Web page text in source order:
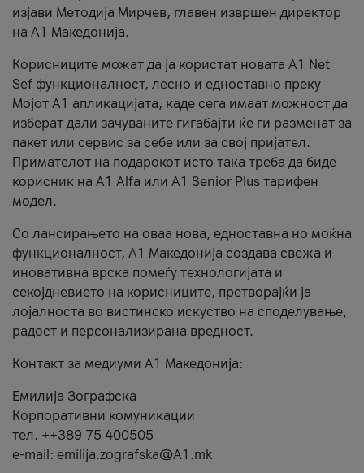
изјави Методија Мирчев, главен извршен директор
на А1 Македонија.
Корисниците можат да ја користат новата А1 Net
Sef функционалност, лесно и едноставно преку
Мојот А1 апликацијата, каде сега имаат можност да
изберат дали зачуваните гигабајти ќе ги разменат за
пакет или сервис за себе или за свој пријател.
Примателот на подарокот исто така треба да биде
корисник на А1 Alfa или A1 Senior Plus тарифен
модел.
Со лансирањето на оваа нова, едноставна но моќна
функционалност, А1 Македонија создава свежа и
иновативна врска помеѓу технологијата и
секојдневието на корисниците, претворајќи ја
лојалноста во вистинско искуство на споделување,
радост и персонализирана вредност.
Контакт за медиуми А1 Македонија:
Емилија Зографска
Корпоративни комуникации
тел. ++389 75 400505
e-mail: emilija.zografska@A1.mk